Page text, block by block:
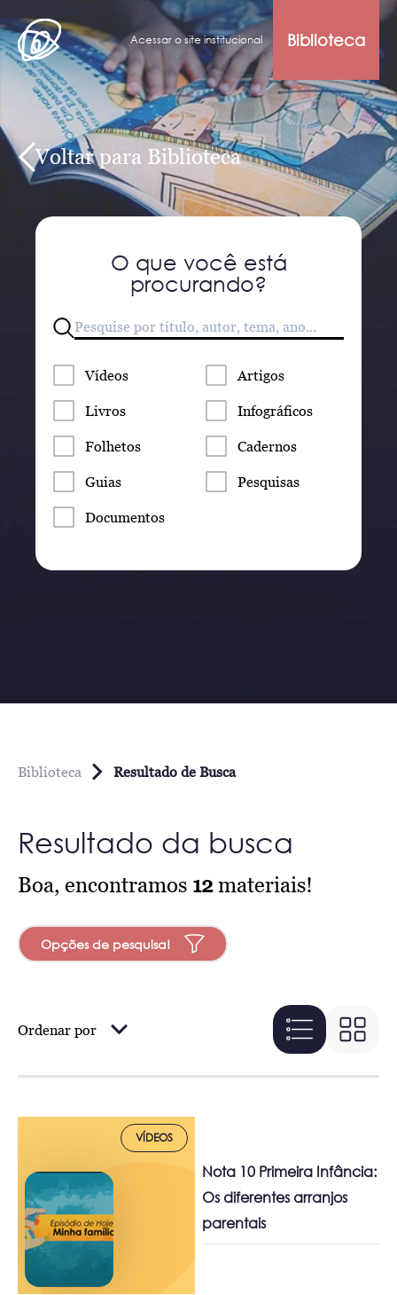
Acessar o site institucional Biblioteca
Voltar para Biblioteca
O que você está
procurando?
Vídeos Artigos
Livros Infográficos
Folhetos Cadernos
Guias Pesquisas
Documentos
Biblioteca Resultado de Busca
Resultado da busca
Boa, encontramos 12materiais!
Opções de pesquisa!
Ordenar por
VÍDEOS
Nota 10 Primeira Infância:
Os diferentes arranjos
parentais